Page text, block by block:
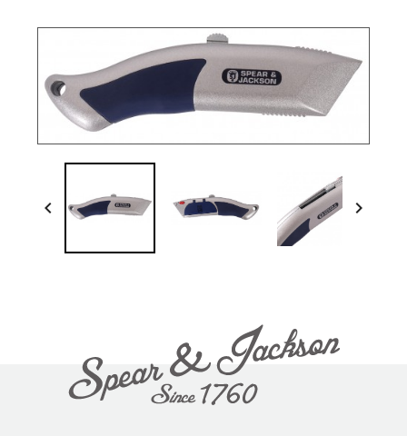
 